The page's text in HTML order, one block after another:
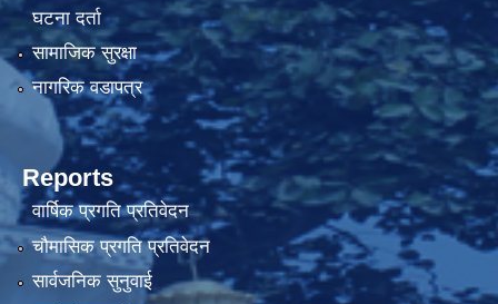
घटना दर्ता
सामाजिक सुरक्षा
नागरिक वडापत्र
Reports
वार्षिक प्रगति प्रतिवेदन
चौमासिक प्रगति प्रतिवेदन
सार्वजनिक सुनुवाई